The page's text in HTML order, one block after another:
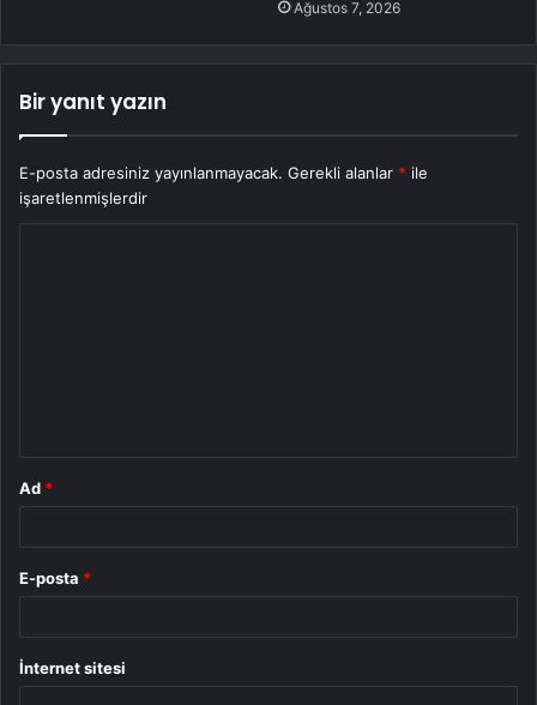
Ağustos 7, 2026
Bir yanıt yazın
E-posta adresiniz yayınlanmayacak. Gerekli alanlar * ile
işaretlenmişlerdir
Ad *
E-posta *
İnternet sitesi